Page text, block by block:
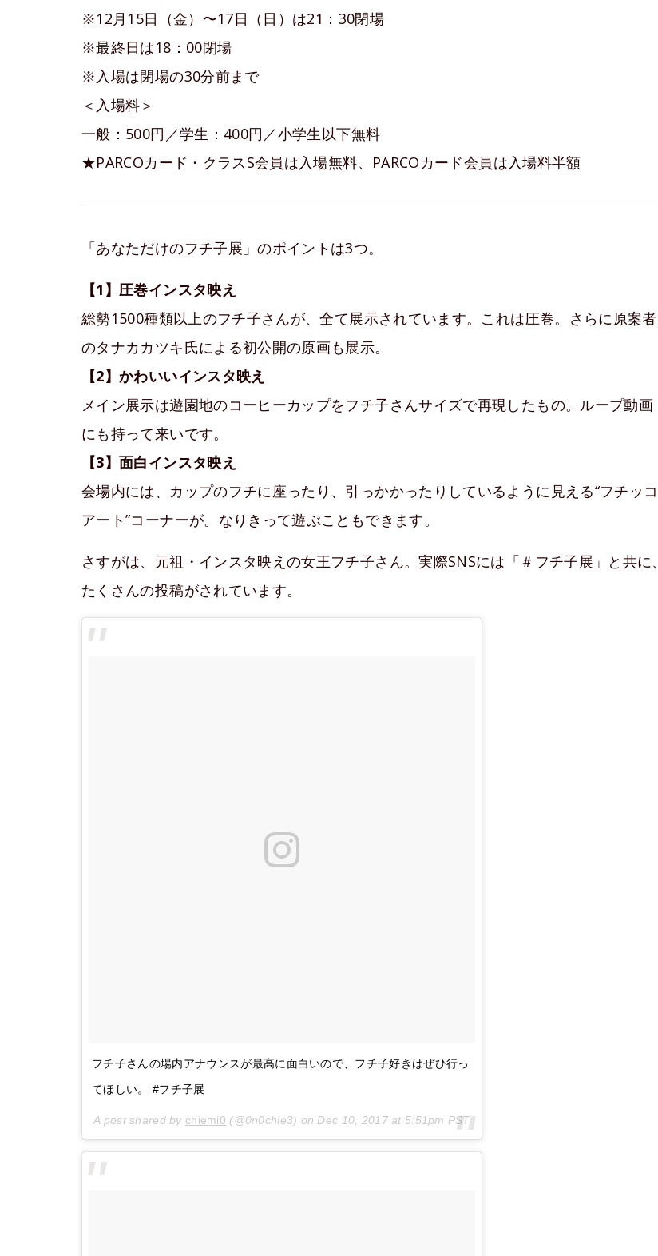
※12月15日（金）〜17日（日）は21：30閉場
※最終日は18：00閉場
※入場は閉場の30分前まで
＜入場料＞
一般：500円／学生：400円／小学生以下無料
★PARCOカード・クラスS会員は入場無料、PARCOカード会員は入場料半額
「あなただけのフチ子展」のポイントは3つ。
【1】圧巻インスタ映え
総勢1500種類以上のフチ子さんが、全て展示されています。これは圧巻。さらに原案者
のタナカカツキ氏による初公開の原画も展示。
【2】かわいいインスタ映え
メイン展示は遊園地のコーヒーカップをフチ子さんサイズで再現したもの。ループ動画
にも持って来いです。
【3】面白インスタ映え
会場内には、カップのフチに座ったり、引っかかったりしているように見える“フチッコ
アート”コーナーが。なりきって遊ぶこともできます。
さすがは、元祖・インスタ映えの女王フチ子さん。実際SNSには「＃フチ子展」と共に、
たくさんの投稿がされています。
フチ子さんの場内アナウンスが最高に面白いので、フチ子好きはぜひ行っ
てほしい。 #フチ子展
A post shared by chiemi0 (@0n0chie3) on Dec 10, 2017 at 5:51pm PST